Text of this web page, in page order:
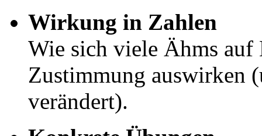
Wirkung in Zahlen
Wie sich viele Ähms auf
Zustimmung auswirken
verändert).